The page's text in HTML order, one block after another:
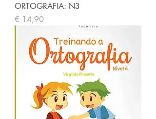
ORTOGRAFIA: N3
Preço
€ 14,90